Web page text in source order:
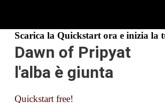
Scarica la Quickstart ora e inizia la
Dawn of Pripyat
l'alba è giunta
Quickstart free!